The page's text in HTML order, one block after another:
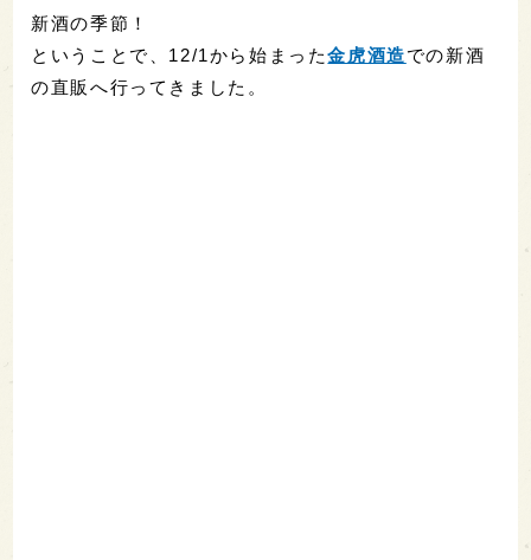
新酒の季節！
ということで、12/1から始まった金虎酒造での新酒
の直販へ行ってきました。